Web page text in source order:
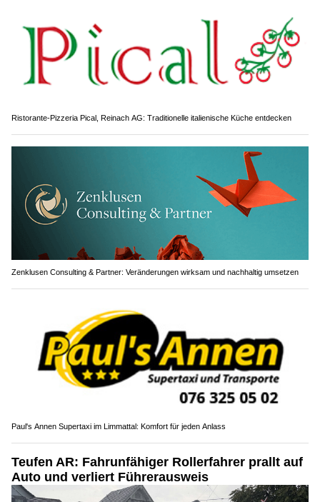
Ristorante-Pizzeria Pical, Reinach AG: Traditionelle italienische Küche entdecken
Zenklusen Consulting & Partner: Veränderungen wirksam und nachhaltig umsetzen
Paul's Annen Supertaxi im Limmattal: Komfort für jeden Anlass
Teufen AR: Fahrunfähiger Rollerfahrer prallt auf
Auto und verliert Führerausweis